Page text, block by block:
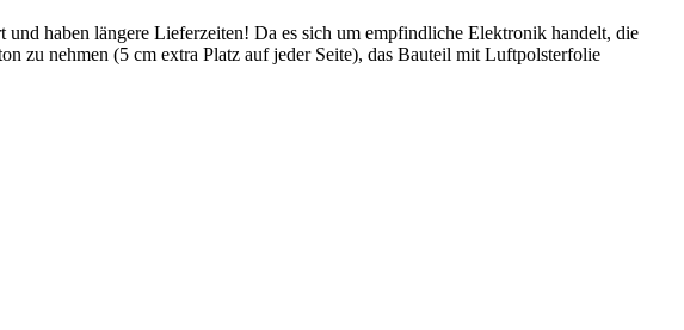
haben längere Lieferzeiten! Da es sich um empfindliche Elektronik handelt, die
zu nehmen (5 cm extra Platz auf jeder Seite), das Bauteil mit Luftpolsterfolie